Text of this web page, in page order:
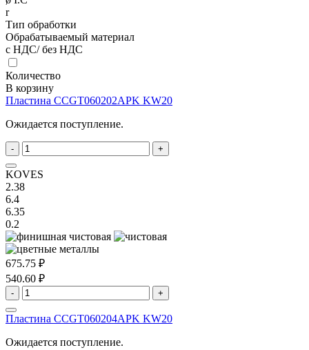
r
Тип обработки
Обрабатываемый материал
с НДС/ без НДС
Количество
В корзину
Пластина CCGT060202APK KW20
Ожидается поступление.
- +
KOVES
2.38
6.4
6.35
0.2
675.75 ₽
540.60 ₽
- +
Пластина CCGT060204APK KW20
Ожидается поступление.